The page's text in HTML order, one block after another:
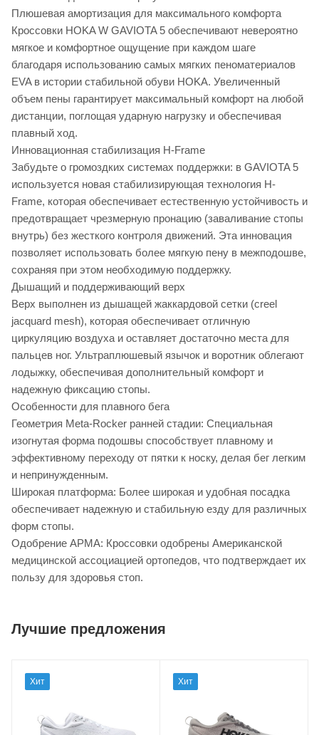
Плюшевая амортизация для максимального комфорта
Кроссовки HOKA W GAVIOTA 5 обеспечивают невероятно
мягкое и комфортное ощущение при каждом шаге
благодаря использованию самых мягких пеноматериалов
EVA в истории стабильной обуви HOKA. Увеличенный
объем пены гарантирует максимальный комфорт на любой
дистанции, поглощая ударную нагрузку и обеспечивая
плавный ход.
Инновационная стабилизация H-Frame
Забудьте о громоздких системах поддержки: в GAVIOTA 5
используется новая стабилизирующая технология H-
Frame, которая обеспечивает естественную устойчивость и
предотвращает чрезмерную пронацию (заваливание стопы
внутрь) без жесткого контроля движений. Эта инновация
позволяет использовать более мягкую пену в межподошве,
сохраняя при этом необходимую поддержку.
Дышащий и поддерживающий верх
Верх выполнен из дышащей жаккардовой сетки (creel
jacquard mesh), которая обеспечивает отличную
циркуляцию воздуха и оставляет достаточно места для
пальцев ног. Ультраплюшевый язычок и воротник облегают
лодыжку, обеспечивая дополнительный комфорт и
надежную фиксацию стопы.
Особенности для плавного бега
Геометрия Meta-Rocker ранней стадии: Специальная
изогнутая форма подошвы способствует плавному и
эффективному переходу от пятки к носку, делая бег легким
и непринужденным.
Широкая платформа: Более широкая и удобная посадка
обеспечивает надежную и стабильную езду для различных
форм стопы.
Одобрение APMA: Кроссовки одобрены Американской
медицинской ассоциацией ортопедов, что подтверждает их
пользу для здоровья стоп.
Лучшие предложения
Хит Хит